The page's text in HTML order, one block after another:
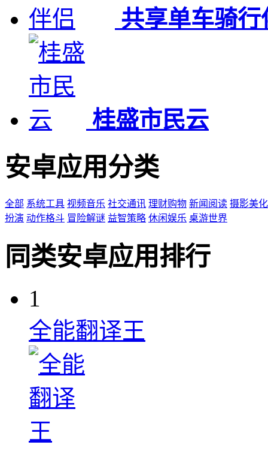
共享单车骑行
桂盛市民云
安卓应用分类
全部 系统工具 视频音乐 社交通讯 理财购物 新闻阅读 摄影美化
扮演 动作格斗 冒险解谜 益智策略 休闲娱乐 桌游世界
同类安卓应用排行
1
全能翻译王